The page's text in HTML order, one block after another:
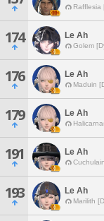
Rafflesia
174 Le Ah
Golem
176 Le Ah
Maduin
179 Le Ah
191 Le Ah
193 Le Ah
Marilith